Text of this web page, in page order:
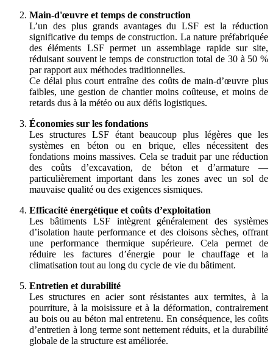
Main-d'œuvre et temps de construction
L’un des plus grands avantages du LSF est la réduction
significative du temps de construction. La nature préfabriquée
des éléments LSF permet un assemblage rapide sur site,
réduisant souvent le temps de construction total de 30 à 50 %
par rapport aux méthodes traditionnelles.
Ce délai plus court entraîne des coûts de main-d’œuvre plus
faibles, une gestion de chantier moins coûteuse, et moins de
retards dus à la météo ou aux défis logistiques.
Économies sur les fondations
Les structures LSF étant beaucoup plus légères que les
systèmes en béton ou en brique, elles nécessitent des
fondations moins massives. Cela se traduit par une réduction
des coûts d’excavation, de béton et d’armature —
particulièrement important dans les zones avec un sol de
mauvaise qualité ou des exigences sismiques.
Efficacité énergétique et coûts d’exploitation
Les bâtiments LSF intègrent généralement des systèmes
d’isolation haute performance et des cloisons sèches, offrant
une performance thermique supérieure. Cela permet de
réduire les factures d’énergie pour le chauffage et la
climatisation tout au long du cycle de vie du bâtiment.
Entretien et durabilité
Les structures en acier sont résistantes aux termites, à la
pourriture, à la moisissure et à la déformation, contrairement
au bois ou au béton mal entretenu. En conséquence, les coûts
d’entretien à long terme sont nettement réduits, et la durabilité
globale de la structure est améliorée.